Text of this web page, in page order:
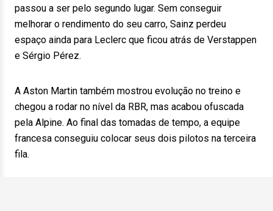
passou a ser pelo segundo lugar. Sem conseguir
melhorar o rendimento do seu carro, Sainz perdeu
espaço ainda para Leclerc que ficou atrás de Verstappen
e Sérgio Pérez.
A Aston Martin também mostrou evolução no treino e
chegou a rodar no nível da RBR, mas acabou ofuscada
pela Alpine. Ao final das tomadas de tempo, a equipe
francesa conseguiu colocar seus dois pilotos na terceira
fila.